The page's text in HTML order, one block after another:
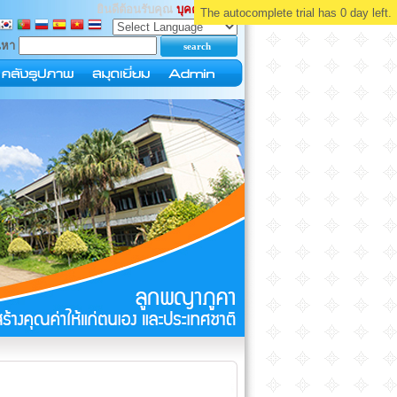
ยินดีต้อนรับคุณ บุคคลทั่วไป
า
The autocomplete trial has 0 day left.